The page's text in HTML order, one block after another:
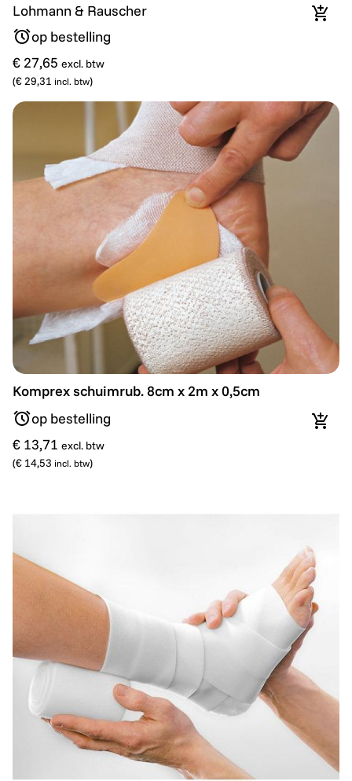
Lohmann & Rauscher
op bestelling
€ 27,65 excl. btw
(€ 29,31 incl. btw)
In
Komprex schuimrub. 8cm x 2m x 0,5cm
Komprex schuimrub. 8cm x 2m x 0,5cm
op bestelling
€ 13,71 excl. btw
(€ 14,53 incl. btw)
In